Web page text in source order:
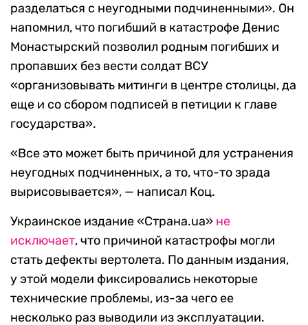
разделаться с неугодными подчиненными». Он
напомнил, что погибший в катастрофе Денис
Монастырский позволил родным погибших и
пропавших без вести солдат ВСУ
«организовывать митинги в центре столицы, да
еще и со сбором подписей в петиции к главе
государства».
«Все это может быть причиной для устранения
неугодных подчиненных, а то, что-то зрада
вырисовывается», — написал Коц.
Украинское издание «Страна.ua» не
исключает, что причиной катастрофы могли
стать дефекты вертолета. По данным издания,
у этой модели фиксировались некоторые
технические проблемы, из-за чего ее
несколько раз выводили из эксплуатации.